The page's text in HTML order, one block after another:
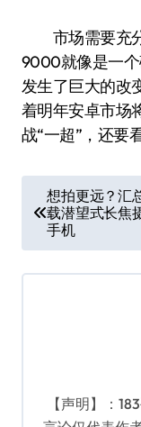
市场需要充分
9000就像是一
发生了巨大的改
着明年安卓市场
战“一超”，还要
章
导
航
想拍更远？汇
载潜望式长焦
手机
【声明】：